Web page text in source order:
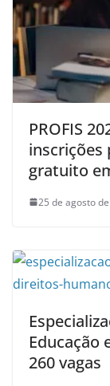
PROFIS
inscrições
gratuito
25 de agosto
Educação
260 vagas